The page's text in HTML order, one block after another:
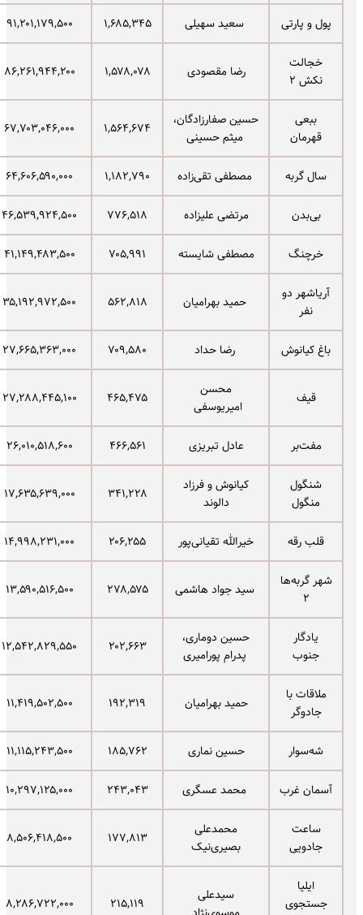
پول و پارتی سعید سهیلی ۱,۶۸۵,۳۴۵ ۹۱,۲۰۱,۱۷۹,۵۰۰
خجالت
نکش ۲
رضا مقصودی ۱,۵۷۸,۰۷۸ ۸۶,۲۶۱,۹۴۴,۲۰۰
ببعی
قهرمان
حسین صفارزادگان،
میثم حسینی
۱,۵۶۴,۶۷۴ ۶۷,۷۰۳,۰۴۶,۰۰۰
سال گربه مصطفی تقی‌زاده ۱,۱۸۲,۷۹۰ ۶۴,۶۰۶,۵۹۰,۰۰۰
بی‌بدن مرتضی علیزاده ۷۷۶,۵۱۸ ۴۶,۵۳۹,۹۲۴,۵۰۰
خرچنگ مصطفی شایسته ۷۰۵,۹۹۱ ۴۱,۱۴۹,۴۸۳,۵۰۰
آریاشهر دو
حمید بهرامیان ۵۶۲,۸۱۸ ۳۵,۱۹۲,۹۷۲,۵۰۰
باغ کیانوش رضا حداد ۷۰۹,۵۸۰ ۲۷,۶۶۵,۳۶۳,۰۰۰
قیف
محسن
امیریوسفی
۴۶۵,۴۷۵ ۲۷,۲۸۸,۴۴۵,۱۰۰
مفت‌بر عادل تبریزی ۴۶۶,۵۶۱ ۲۶,۰۱۰,۵۱۸,۶۰۰
شنگول
منگول
کیانوش و فرزاد
دالوند
۳۴۱,۲۲۸ ۱۷,۶۳۵,۶۳۹,۰۰۰
قلب رقه خیرالله تقیانی‌پور ۲۰۶,۲۵۵ ۱۴,۹۹۸,۲۳۱,۰۰۰
شهر گربه‌ها
سید جواد هاشمی ۲۷۸,۵۷۵ ۱۳,۵۹۰,۵۱۶,۵۰۰
یادگار
جنوب
حسین دوماری،
پدرام پورامیری
۲۰۲,۶۶۳ ۱۲,۵۴۲,۸۲۹,۵۵۰
ملاقات با
جادوگر
حمید بهرامیان ۱۹۲,۳۱۹ ۱۱,۴۱۹,۵۰۲,۵۰۰
شه‌سوار حسین نماری ۱۸۵,۷۶۲ ۱۱,۱۱۵,۲۴۳,۵۰۰
آسمان غرب محمد عسگری ۲۴۳,۰۴۳ ۱۰,۲۹۷,۱۲۵,۰۰۰
ساعت
جادویی
محمدعلی
بصیری‌نیک
۱۷۷,۸۱۳ ۸,۵۰۶,۴۱۸,۵۰۰
ایلیا
جستجوی
سیدعلی
۲۱۵,۱۱۹ ۸,۲۸۶,۷۲۲,۰۰۰